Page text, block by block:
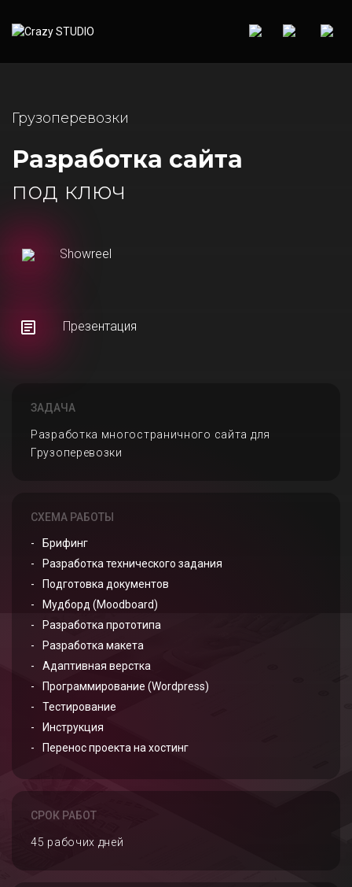
Грузоперевозки
Разработка сайта
под ключ
Showreel
Презентация
ЗАДАЧА
Разработка многостраничного сайта для
Грузоперевозки
СХЕМА РАБОТЫ
Брифинг
Разработка технического задания
Подготовка документов
Мудборд (Moodboard)
Разработка прототипа
Разработка макета
Адаптивная верстка
Программирование (Wordpress)
Тестирование
Инструкция
Перенос проекта на хостинг
СРОК РАБОТ
45 рабочих дней